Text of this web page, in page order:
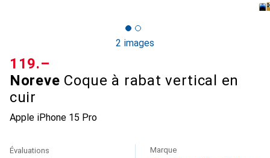
2 images
Noreve Coque à rabat vertical en
cuir
Apple iPhone 15 Pro
CHF
119.–
Évaluations Marque